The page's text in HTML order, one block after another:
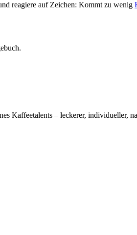
reagiere auf Zeichen: Kommt zu wenig
Kaffeetalents – leckerer, individueller,